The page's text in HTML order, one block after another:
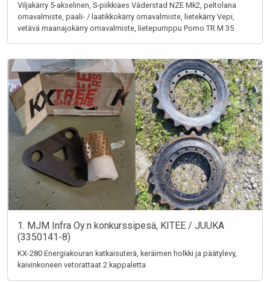
Viljakärry 5-akselinen, S-piikkiäes Väderstad NZE Mk2, peltolana
omavalmiste, paali- / laatikkokärry omavalmiste, lietekärry Vepi,
vetävä maanajokärry omavalmiste, lietepumppu Pomo TR M 35
1. MJM Infra Oy:n konkurssipesä, KITEE / JUUKA
(3350141-8)
KX-280 Energiakouran katkaisuterä, keräimen holkki ja päätylevy,
kaivinkoneen vetorattaat 2 kappaletta